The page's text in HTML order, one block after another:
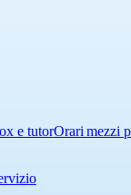
e tutorOrari mezzi